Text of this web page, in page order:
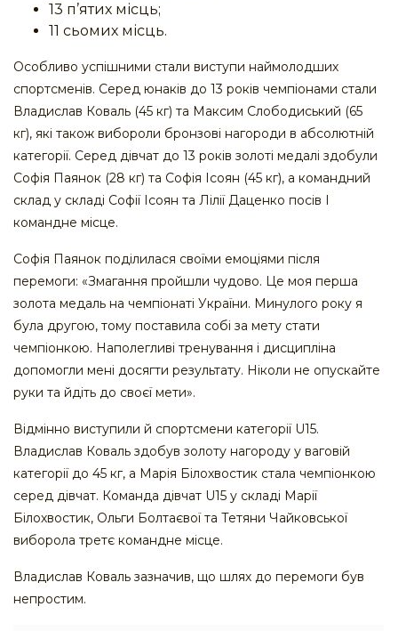
13 п’ятих місць;
11 сьомих місць.
Особливо успішними стали виступи наймолодших
спортсменів. Серед юнаків до 13 років чемпіонами стали
Владислав Коваль (45 кг) та Максим Слободиський (65
кг), які також вибороли бронзові нагороди в абсолютній
категорії. Серед дівчат до 13 років золоті медалі здобули
Софія Паянок (28 кг) та Софія Ісоян (45 кг), а командний
склад у складі Софії Ісоян та Лілії Даценко посів І
командне місце.
Софія Паянок поділилася своїми емоціями після
перемоги: «Змагання пройшли чудово. Це моя перша
золота медаль на чемпіонаті України. Минулого року я
була другою, тому поставила собі за мету стати
чемпіонкою. Наполегливі тренування і дисципліна
допомогли мені досягти результату. Ніколи не опускайте
руки та йдіть до своєї мети».
Відмінно виступили й спортсмени категорії U15.
Владислав Коваль здобув золоту нагороду у ваговій
категорії до 45 кг, а Марія Білохвостик стала чемпіонкою
серед дівчат. Команда дівчат U15 у складі Марії
Білохвостик, Ольги Болтаєвої та Тетяни Чайковської
виборола третє командне місце.
Владислав Коваль зазначив, що шлях до перемоги був
непростим.